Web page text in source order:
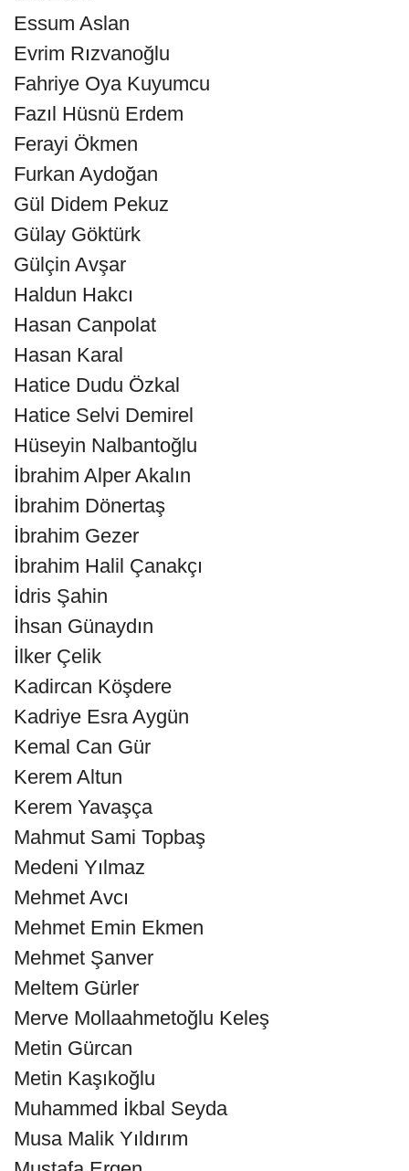
Essum Aslan
Evrim Rızvanoğlu
Fahriye Oya Kuyumcu
Fazıl Hüsnü Erdem
Ferayi Ökmen
Furkan Aydoğan
Gül Didem Pekuz
Gülay Göktürk
Gülçin Avşar
Haldun Hakcı
Hasan Canpolat
Hasan Karal
Hatice Dudu Özkal
Hatice Selvi Demirel
Hüseyin Nalbantoğlu
İbrahim Alper Akalın
İbrahim Dönertaş
İbrahim Gezer
İbrahim Halil Çanakçı
İdris Şahin
İhsan Günaydın
İlker Çelik
Kadircan Köşdere
Kadriye Esra Aygün
Kemal Can Gür
Kerem Altun
Kerem Yavaşça
Mahmut Sami Topbaş
Medeni Yılmaz
Mehmet Avcı
Mehmet Emin Ekmen
Mehmet Şanver
Meltem Gürler
Merve Mollaahmetoğlu Keleş
Metin Gürcan
Metin Kaşıkoğlu
Muhammed İkbal Seyda
Musa Malik Yıldırım